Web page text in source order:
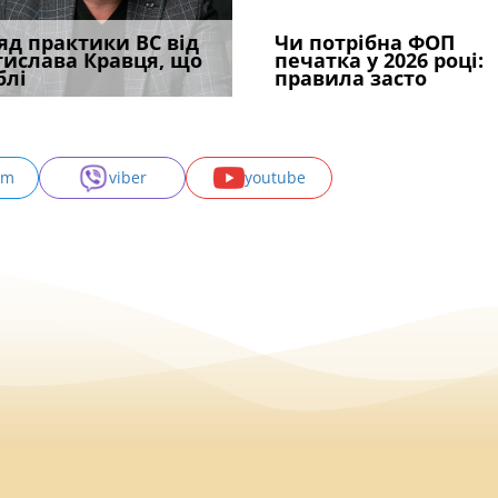
військової
за ігн
Паспорт РФ як підстава
для звільнення:
Верховний С
практики ВС від
Кравця, що
ФУНДАМЕНТАЛЬНА
ПРОБЛЕМА «СУДОВОЇ
ПРАКТИКИ», АБО ПР
з
обліку за
чи можл
Чи потрібна ФОП
печатка у 2026 році:
правила засто
У разі наявності сумніву
у висновку експерта, суд
Якщо особа не
права власності на
вказане ма
viber youtube